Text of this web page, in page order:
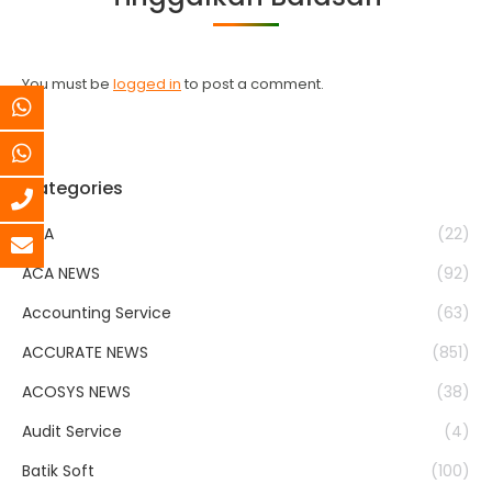
You must be logged in to post a comment.
Categories
ACA
(22)
ACA NEWS
(92)
Accounting Service
(63)
ACCURATE NEWS
(851)
ACOSYS NEWS
(38)
Audit Service
(4)
Batik Soft
(100)